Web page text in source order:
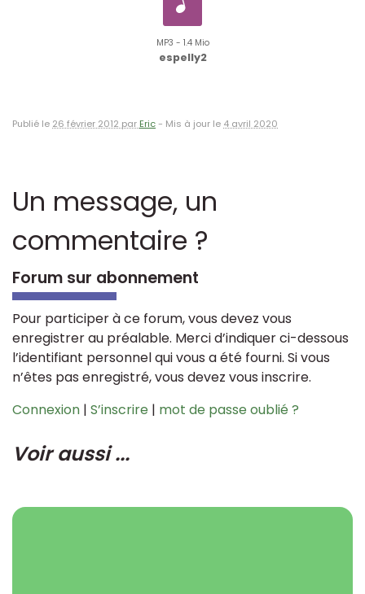
MP3 - 1.4 Mio
espelly2
Publié le 26 février 2012 par Eric- Mis à jour le 4 avril 2020
Un message, un
commentaire ?
Forum sur abonnement
Pour participer à ce forum, vous devez vous
enregistrer au préalable. Merci d’indiquer ci-dessous
l’identifiant personnel qui vous a été fourni. Si vous
n’êtes pas enregistré, vous devez vous inscrire.
Connexion | S’inscrire | mot de passe oublié ?
Voir aussi ...